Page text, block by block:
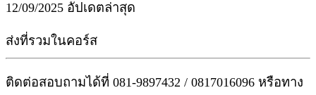
12/09/2025 อัปเดตล่าสุด
ส่งที่รวมในคอร์ส
ติดต่อสอบถามได้ที่ 081-9897432 / 0817016096 หรือทาง